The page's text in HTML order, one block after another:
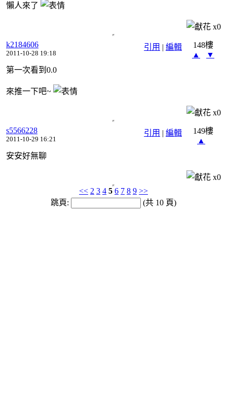
懶人來了
x0
引用 | 編輯
k2184606
2011-10-28 19:18
148樓
▲
▼
第一次看到0.0
來推一下吧~
x0
引用 | 編輯
s5566228
2011-10-29 16:21
149樓
▲
安安好無聊
x0
<< 2 3 4 5 6 7 8 9 >>
跳頁:
(共 10 頁)